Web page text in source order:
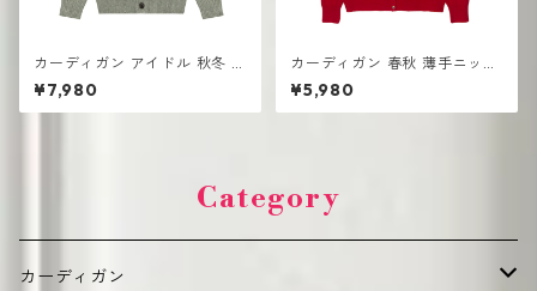
カーディガン アイドル 秋冬 新
作 おしゃれな ニット vネック
シングルボタン
¥7,980
カーディガン 春秋 薄手ニット
ショートセーター アウターウ
ェア ショールトップ
¥5,980
Category
カーディガン